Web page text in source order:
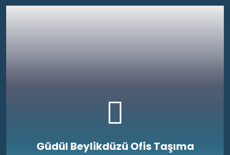
Güdül Beylikdüzü Ofis Taşıma